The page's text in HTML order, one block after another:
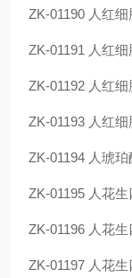
ZK-01190 人红
ZK-01191 人红
ZK-01192 人红
ZK-01193 人红
ZK-01194 人琥
ZK-01195 人花
ZK-01196 人花
ZK-01197 人花